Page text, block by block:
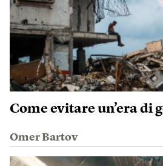
Come evitare un’era di
Omer Bartov